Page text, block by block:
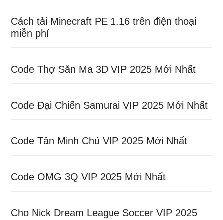
Cách tải Minecraft PE 1.16 trên điện thoại
miễn phí
Code Thợ Săn Ma 3D VIP 2025 Mới Nhất
Code Đại Chiến Samurai VIP 2025 Mới Nhất
Code Tân Minh Chủ VIP 2025 Mới Nhất
Code OMG 3Q VIP 2025 Mới Nhất
Cho Nick Dream League Soccer VIP 2025